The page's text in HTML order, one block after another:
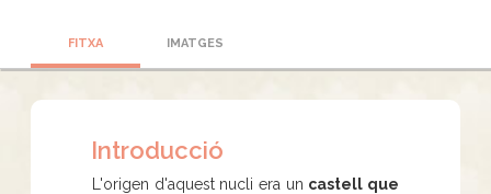
FITXA IMATGES
Introducció
L'origen d'aquest nucli era un castell que